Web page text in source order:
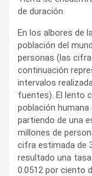
de duración.
En los albores de
población del
personas (las
continuación
intervalos
fuentes). El lento
población
partiendo de una
millones de
cifra estimada de
resultado una
0.0512 por ciento